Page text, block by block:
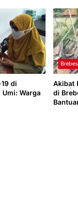
di
Umi: Warga
Akibat
di